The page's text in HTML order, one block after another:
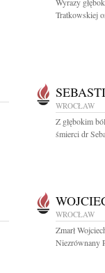
Tratkowskiej
WROCŁAW
Z głębokim
śmierci dr
WROCŁAW
Zmarł
Niezrównany